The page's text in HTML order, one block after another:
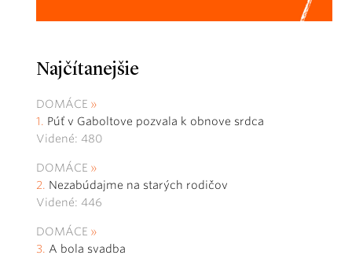
Najčítanejšie
DOMÁCE
Púť v Gaboltove pozvala k obnove srdca
Videné: 480
DOMÁCE
Nezabúdajme na starých rodičov
Videné: 446
DOMÁCE
A bola svadba